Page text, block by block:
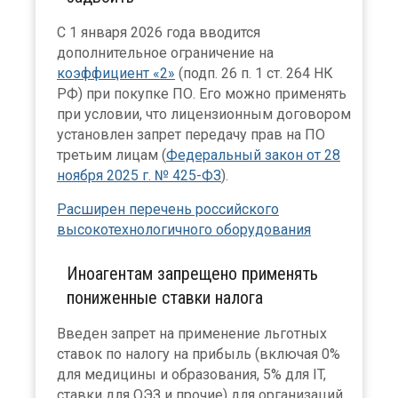
С 1 января 2026 года вводится
дополнительное ограничение на
коэффициент «2» (подп. 26 п. 1 ст. 264 НК
РФ) при покупке ПО. Его можно применять
при условии, что лицензионным договором
установлен запрет передачу прав на ПО
третьим лицам (Федеральный закон от 28
ноября 2025 г. № 425-ФЗ).
Расширен перечень российского
высокотехнологичного оборудования
Иноагентам запрещено применять
пониженные ставки налога
Введен запрет на применение льготных
ставок по налогу на прибыль (включая 0%
для медицины и образования, 5% для IT,